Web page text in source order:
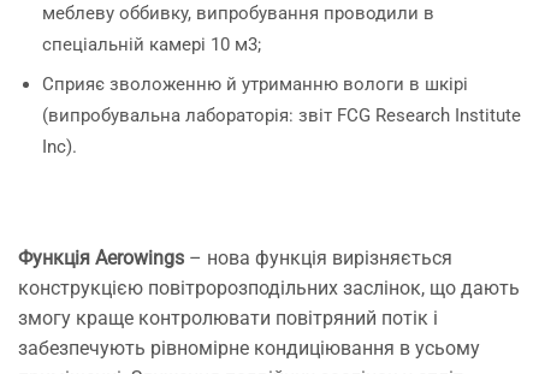
меблеву оббивку, випробування проводили в
спеціальній камері 10 м3;
Сприяє зволоженню й утриманню вологи в шкірі
(випробувальна лабораторія: звіт FCG Research Institute
Inc).
Функція Aerowings – нова функція вирізняється
конструкцією повітророзподільних заслінок, що дають
змогу краще контролювати повітряний потік і
забезпечують рівномірне кондиціювання в усьому